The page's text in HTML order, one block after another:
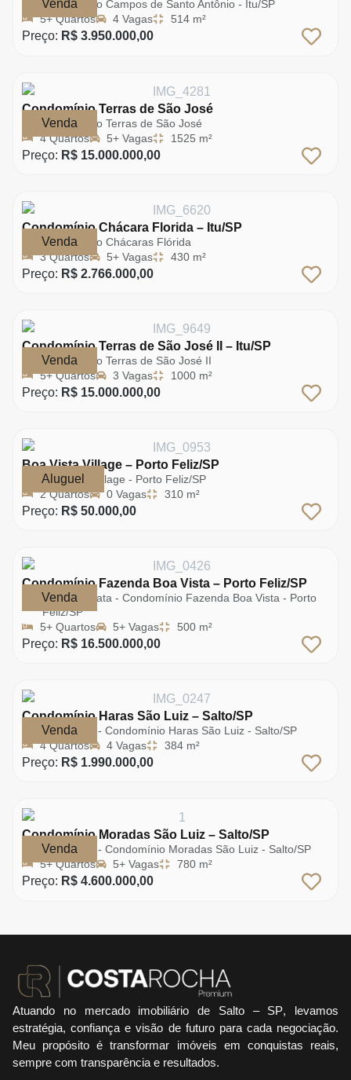
Venda
Condomínio Campos de Santo Antônio - Itu/SP
5+ Quartos
4 Vagas 514 m²
Preço: R$ 3.950.000,00
Venda
Condomínio Terras de São José
Condomínio Terras de São José
4 Quartos
5+ Vagas 1525 m²
Preço: R$ 15.000.000,00
Venda
Condomínio Chácara Florida – Itu/SP
Condomínio Chácaras Flórida
3 Quartos
5+ Vagas 430 m²
Preço: R$ 2.766.000,00
Venda
Condomínio Terras de São José II – Itu/SP
Condomínio Terras de São José II
5+ Quartos
3 Vagas 1000 m²
Preço: R$ 15.000.000,00
Aluguel
Boa Vista Village – Porto Feliz/SP
Boa Vista Village - Porto Feliz/SP
2 Quartos
0 Vagas 310 m²
Preço: R$ 50.000,00
Venda
Condomínio Fazenda Boa Vista – Porto Feliz/SP
Casa da Mata - Condomínio Fazenda Boa Vista - Porto
Feliz/SP
5+ Quartos
5+ Vagas 500 m²
Preço: R$ 16.500.000,00
Venda
Condomínio Haras São Luiz – Salto/SP
Rua Marte - Condomínio Haras São Luiz - Salto/SP
4 Quartos
4 Vagas 384 m²
Preço: R$ 1.990.000,00
Venda
Condomínio Moradas São Luiz – Salto/SP
Rua Marte - Condomínio Moradas São Luiz - Salto/SP
5+ Quartos
5+ Vagas 780 m²
Preço: R$ 4.600.000,00
Atuando no mercado imobiliário de Salto – SP, levamos
estratégia, confiança e visão de futuro para cada negociação.
Meu propósito é transformar imóveis em conquistas reais,
sempre com transparência e resultados.